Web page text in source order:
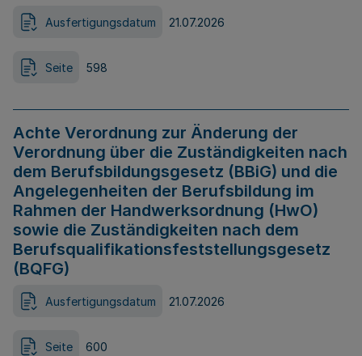
Ausfertigungsdatum 21.07.2026
Seite 598
Achte Verordnung zur Änderung der
Verordnung über die Zuständigkeiten nach
dem Berufsbildungsgesetz (BBiG) und die
Angelegenheiten der Berufsbildung im
Rahmen der Handwerksordnung (HwO)
sowie die Zuständigkeiten nach dem
Berufsqualifikationsfeststellungsgesetz
(BQFG)
Ausfertigungsdatum 21.07.2026
Seite 600